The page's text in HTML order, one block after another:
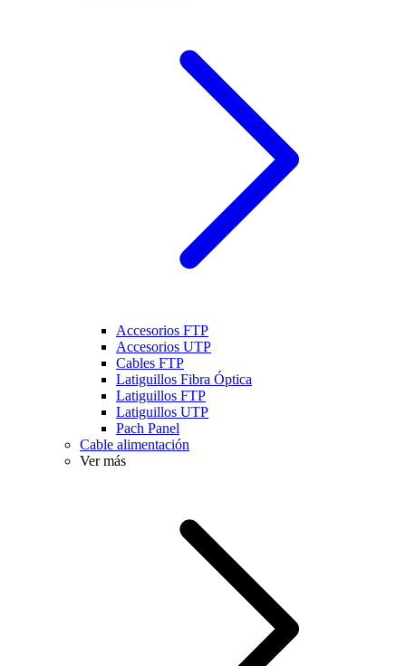
Accesorios FTP
Accesorios UTP
Cables FTP
Latiguillos Fibra Óptica
Latiguillos FTP
Latiguillos UTP
Pach Panel
Cable alimentación
Ver más